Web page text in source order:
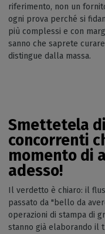
riferimento, non un
ogni prova perché si
più complessi e con
sanno che saprete
distingue dalla massa.
Smettetela
concorrenti
momento di
adesso!
Il verdetto è chiaro: il
passato da "bello da
operazioni di stampa di
stanno già elaborando il